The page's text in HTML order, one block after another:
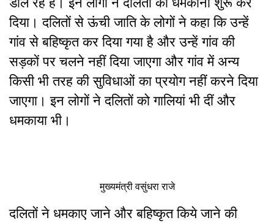
दिया। दलितों से ऊंची जाति के लोगों ने कहा कि उन्हें
गांव से बहिष्कृत कर दिया गया है और उन्हें गांव की
सड़कों पर चलने नहीं दिया जाएगा और गांव में अन्य
किसी भी तरह की सुविधाओं का प्रयोग नहीं करने दिया
जाएगा। इन लोगों ने दलितों को गालियां भी दीं और
धमकाया भी।
मुख्यमंत्री वसुंधरा राजे
दलितों ने धमकाए जाने और बहिष्कृत किये जाने की